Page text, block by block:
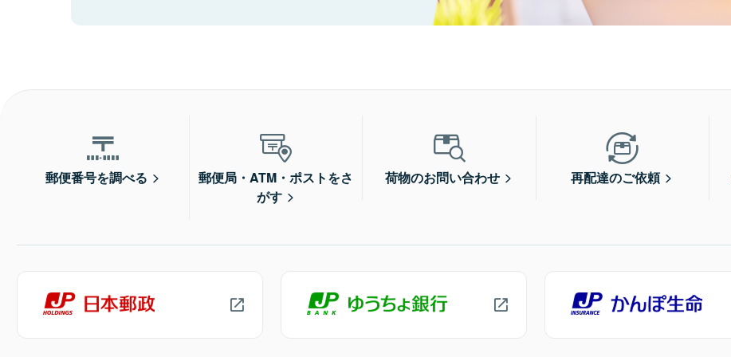
郵便番号を調べる
郵便局・ATM・ポストをさ
がす
荷物のお問い合わせ 再配達のご依頼